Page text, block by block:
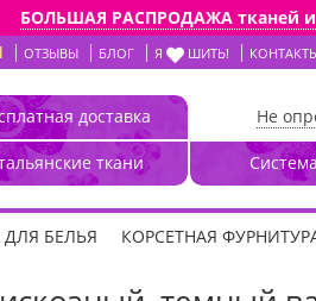
БОЛЬШАЯ РАСПРОДАЖА тканей
ОТЗЫВЫ БЛОГ Я ШИТЬ!
доставка
ткани
Не
БЕЛЬЯ КОРСЕТНАЯ